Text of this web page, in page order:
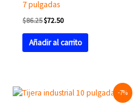
7 pulgadas
$86.25$72.50
Añadir al carrito
-7%
OriginalCurrent